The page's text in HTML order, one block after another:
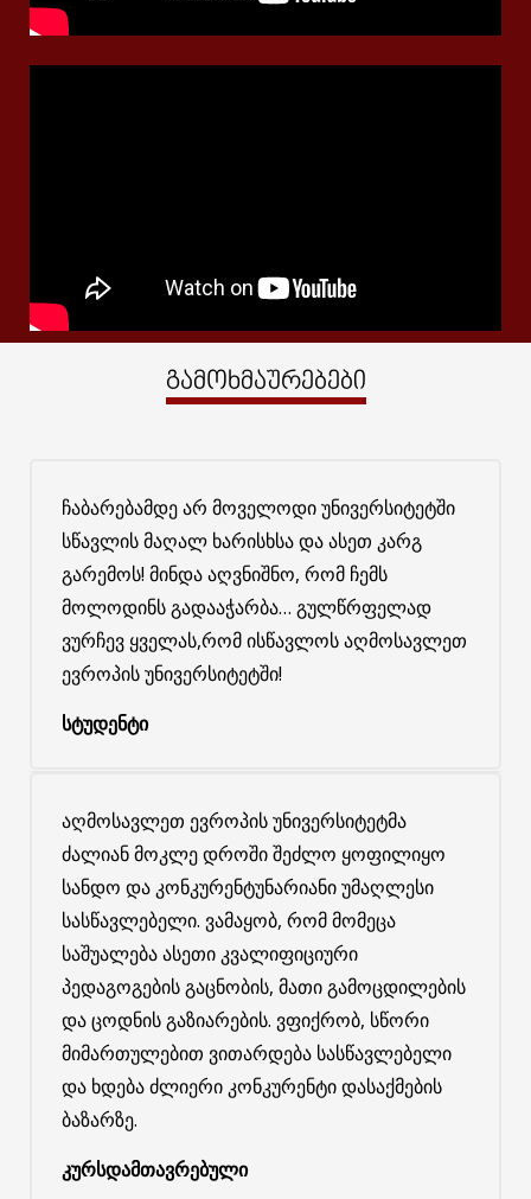
გამოხმაურებები
ჩაბარებამდე არ მოველოდი უნივერსიტეტში
სწავლის მაღალ ხარისხსა და ასეთ კარგ
გარემოს! მინდა აღვნიშნო, რომ ჩემს
მოლოდინს გადააჭარბა… გულწრფელად
ვურჩევ ყველას,რომ ისწავლოს აღმოსავლეთ
ევროპის უნივერსიტეტში!
სტუდენტი
აღმოსავლეთ ევროპის უნივერსიტეტმა
ძალიან მოკლე დროში შეძლო ყოფილიყო
სანდო და კონკურენტუნარიანი უმაღლესი
სასწავლებელი. ვამაყობ, რომ მომეცა
საშუალება ასეთი კვალიფიციური
პედაგოგების გაცნობის, მათი გამოცდილების
და ცოდნის გაზიარების. ვფიქრობ, სწორი
მიმართულებით ვითარდება სასწავლებელი
და ხდება ძლიერი კონკურენტი დასაქმების
ბაზარზე.
კურსდამთავრებული